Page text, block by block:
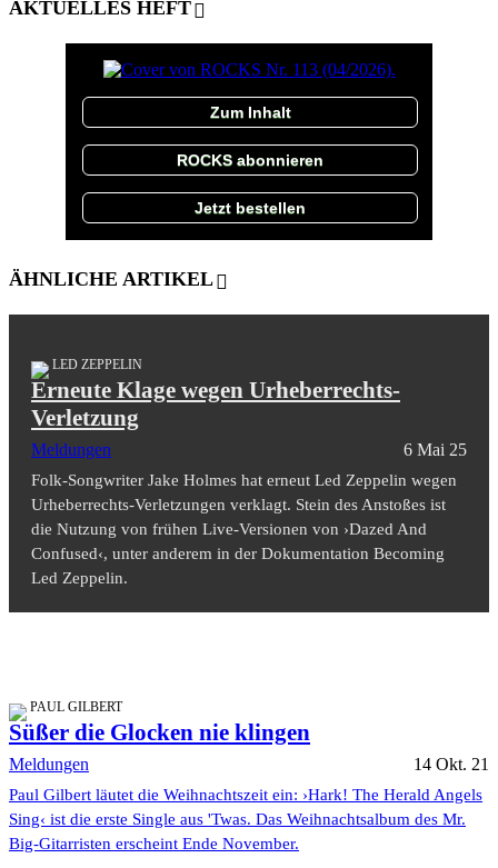
AKTUELLES HEFT
Zum Inhalt
ROCKS abonnieren
Jetzt bestellen
ÄHNLICHE ARTIKEL
LED ZEPPELIN
Erneute Klage wegen Urheberrechts-
Verletzung
Meldungen 6 Mai 25
Folk-Songwriter Jake Holmes hat erneut Led Zeppelin wegen
Urheberrechts-Verletzungen verklagt. Stein des Anstoßes ist
die Nutzung von frühen Live-Versionen von ›Dazed And
Confused‹, unter anderem in der Dokumentation Becoming
Led Zeppelin.
PAUL GILBERT
Süßer die Glocken nie klingen
Meldungen 14 Okt. 21
Paul Gilbert läutet die Weihnachtszeit ein: ›Hark! The Herald Angels
Sing‹ ist die erste Single aus 'Twas. Das Weihnachtsalbum des Mr.
Big-Gitarristen erscheint Ende November.